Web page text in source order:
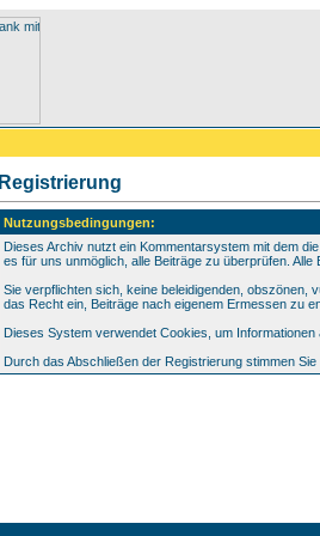
Registrierung
Nutzungsbedingungen:
Dieses Archiv nutzt ein Kommentarsystem mit dem
es für uns unmöglich, alle Beiträge zu überprüfen.
Sie verpflichten sich, keine beleidigenden, obszönen,
das Recht ein, Beiträge nach eigenem Ermessen zu
Dieses System verwendet Cookies, um
Durch das Abschließen der Registrierung stimmen